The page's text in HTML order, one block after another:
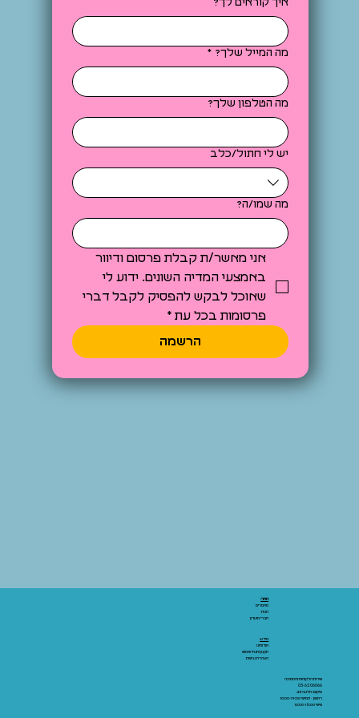
מה המייל שלך? *
מה הטלפון שלך?
יש לי חתול/כלב
מה שמו/ה?
אני מאשר/ת קבלת פרסום ודיוור
באמצעי המדיה השונים. ידוע לי
שאוכל לבקש להפסיק לקבל דברי
פרסומות בכל עת *
הרשמה
שירות הלקוחות והתמיכה
03-6206066
מיקום: אלנבי 43
ראשון - חמישי 10:00-19:00
שישי 10:00-15:00
אתר:
מאמרים
חנות
חברי מועדון
מידע:
אודותינו
תקנון ותנאי שימוש
הצהרת נגישות